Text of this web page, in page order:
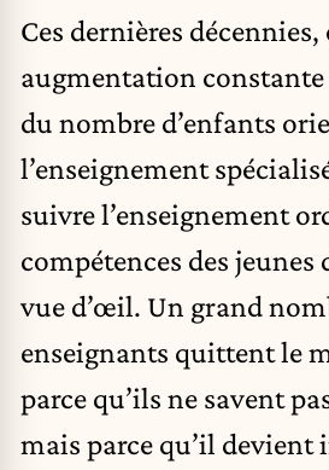
Ces dernières
augmentation
du nombre d’enfants
l’enseignement
suivre l’enseignement
compétences des
vue d’œil. Un grand
enseignants quittent le
parce qu’ils ne savent
mais parce qu’il devient